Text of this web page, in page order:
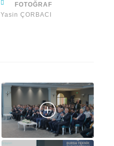
FOTOĞRAF
Yasin ÇORBACI